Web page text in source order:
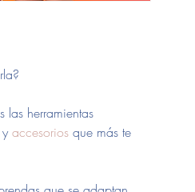
las herramientas
yaccesorios que más te